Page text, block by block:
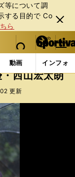
等について調
する⽬的で Co
ら
閉じ
る
web Sportiva (webスポルティーバ)
検索
マイペ
ー
ジ
メニュ
動画 インフォ
リー】人気声優・西
西山宏太朗
更新